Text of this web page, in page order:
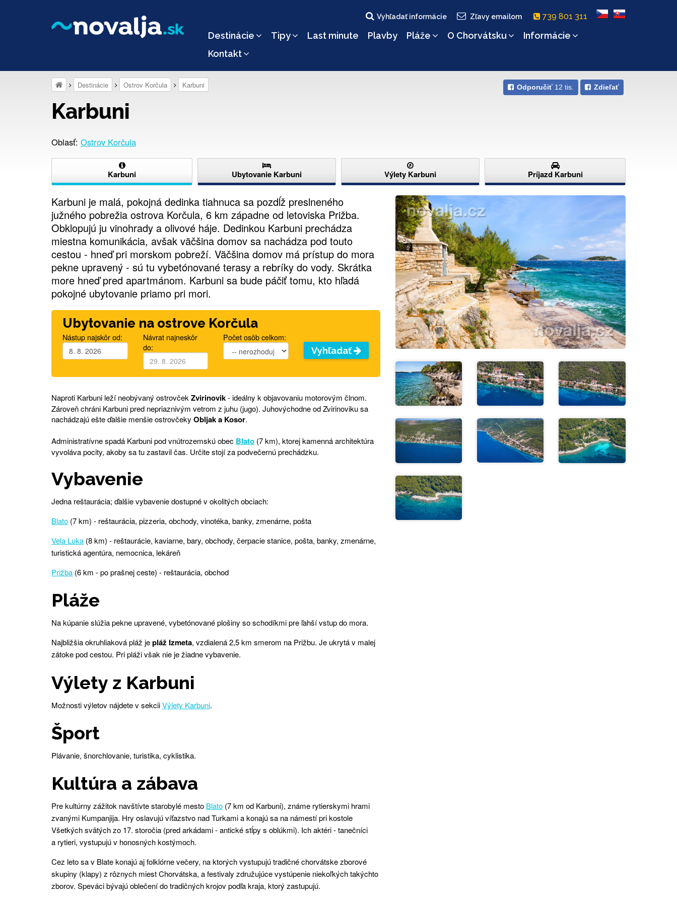
Vyhľadať informácie Zľavy emailom 739 801 311
Destinácie Tipy Last minute Plavby Pláže O Chorvátsku
Informácie
Kontakt
Odporučiť 12 tis. Zdieľať
Destinácie Ostrov Korčula Karbuni
Karbuni
Oblasť: Ostrov Korčula
Karbuni Ubytovanie Karbuni Výlety Karbuni Príjazd Karbuni
Karbuni je malá, pokojná dedinka tiahnuca sa pozdĺž preslneného
južného pobrežia ostrova Korčula, 6 km západne od letoviska Prižba.
Obklopujú ju vinohrady a olivové háje. Dedinkou Karbuni prechádza
miestna komunikácia, avšak väčšina domov sa nachádza pod touto
cestou - hneď pri morskom pobreží. Väčšina domov má prístup do mora
pekne upravený - sú tu vybetónované terasy a rebríky do vody. Skrátka
more hneď pred apartmánom. Karbuni sa bude páčiť tomu, kto hľadá
pokojné ubytovanie priamo pri mori.
Ubytovanie na ostrove Korčula
Nástup najskôr od:
Návrat najneskôr
do:
Počet osôb celkom:
Vyhľadať
Naproti Karbuni leží neobývaný ostrovček Zvirinovik- ideálny k objavovaniu motorovým člnom.
Zároveň chráni Karbuni pred nepriaznivým vetrom z juhu (jugo). Juhovýchodne od Zvirinoviku sa
nachádzajú ešte ďalšie menšie ostrovčeky Obljak a Kosor.
Administratívne spadá Karbuni pod vnútrozemskú obec Blato (7 km), ktorej kamenná architektúra
vyvoláva pocity, akoby sa tu zastavil čas. Určite stojí za podvečernú prechádzku.
Vybavenie
Jedna reštaurácia; ďalšie vybavenie dostupné v okolitých obciach:
Blato (7 km) - reštaurácia, pizzeria, obchody, vinotéka, banky, zmenárne, pošta
Vela Luka (8 km) - reštaurácie, kaviarne, bary, obchody, čerpacie stanice, pošta, banky, zmenárne,
turistická agentúra, nemocnica, lekáreň
Prižba (6 km - po prašnej ceste) - reštaurácia, obchod
Pláže
Na kúpanie slúžia pekne upravené, vybetónované plošiny so schodíkmi pre ľahší vstup do mora.
Najbližšia okruhliaková pláž jepláž Izmeta, vzdialená 2,5 km smerom na Prižbu. Je ukrytá v malej
zátoke pod cestou. Pri pláži však nie je žiadne vybavenie.
Výlety z Karbuni
Možnosti výletov nájdete v sekciiVýlety Karbuni.
Šport
Plávanie, šnorchlovanie, turistika, cyklistika.
Kultúra a zábava
Pre kultúrny zážitok navštívte starobylé mesto Blato (7 km od Karbuni), známe rytierskymi hrami
zvanými Kumpanjija. Hry oslavujú víťazstvo nad Turkami a konajú sa na námestí pri kostole
Všetkých svätých zo 17. storočia (pred arkádami - antické stĺpy s oblúkmi). Ich aktéri - tanečníci
a rytieri, vystupujú v honosných kostýmoch.
Cez leto sa v Blate konajú aj folklórne večery, na ktorých vystupujú tradičné chorvátske zborové
skupiny (klapy) z rôznych miest Chorvátska, a festivaly združujúce vystúpenie niekoľkých takýchto
zborov. Speváci bývajú oblečení do tradičných krojov podľa kraja, ktorý zastupujú.